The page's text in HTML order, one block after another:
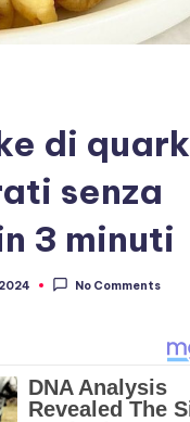
di quark
senza
3 minuti
No Comments